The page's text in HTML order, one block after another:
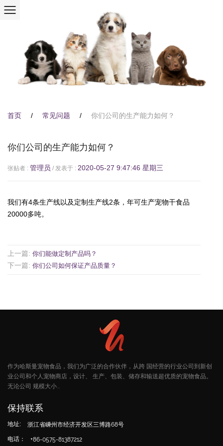
首页 / 常见问题 / 你们公司的生产能力如何？
你们公司的生产能力如何？
张贴者 : 管理员 / 发表于 : 2020-05-27 9:47:46 星期三
我们有4条生产线以及定制生产线2条，年可生产宠物干食品
20000多吨。
上一篇: 你们能做定制产品吗？
下一篇: 你们公司如何保证产品质量？
作为哈斯曼宠物食品，我们为广泛的合作伙伴，从跨 国经营的行业公司到新创
业公司和个人宠物商店，设计、 生产、包装、储存和输送超优质的宠物食品。
无论公司 规模大小...
保持联系
地址: 浙江省嵊州市经济开发区三博路68号
电话：
+86-0575-81387212